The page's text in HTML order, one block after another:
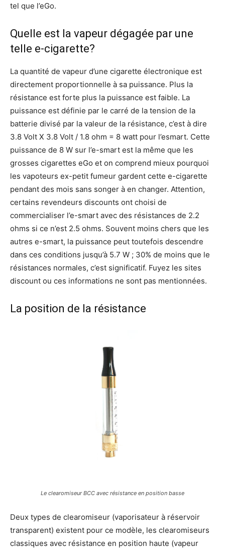
tel que l’eGo.
Quelle est la vapeur dégagée par une
telle e-cigarette?
La quantité de vapeur d’une cigarette électronique est
directement proportionnelle à sa puissance. Plus la
résistance est forte plus la puissance est faible. La
puissance est définie par le carré de la tension de la
batterie divisé par la valeur de la résistance, c’est à dire
3.8 Volt X 3.8 Volt / 1.8 ohm = 8 watt pour l’esmart. Cette
puissance de 8 W sur l’e-smart est la même que les
grosses cigarettes eGo et on comprend mieux pourquoi
les vapoteurs ex-petit fumeur gardent cette e-cigarette
pendant des mois sans songer à en changer. Attention,
certains revendeurs discounts ont choisi de
commercialiser l’e-smart avec des résistances de 2.2
ohms si ce n’est 2.5 ohms. Souvent moins chers que les
autres e-smart, la puissance peut toutefois descendre
dans ces conditions jusqu’à 5.7 W ; 30% de moins que le
résistances normales, c’est significatif. Fuyez les sites
discount ou ces informations ne sont pas mentionnées.
La position de la résistance
Le clearomiseur BCC avec résistance en position basse
Deux types de clearomiseur (vaporisateur à réservoir
transparent) existent pour ce modèle, les clearomiseurs
classiques avec résistance en position haute (vapeur